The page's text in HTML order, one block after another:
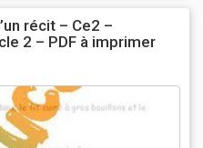
récit – Ce2 –
2 – PDF à imprimer